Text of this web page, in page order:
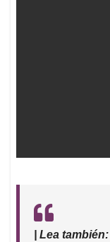
| Lea también: